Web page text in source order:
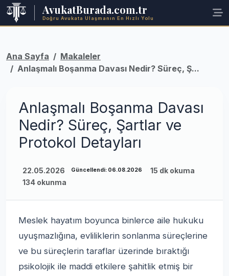
AvukatBurada.com.tr
Doğru Avukata Ulaşmanın En Hızlı Yolu
Ana Sayfa
Makaleler
Anlaşmalı Boşanma Davası Nedir? Süreç, Ş...
Anlaşmalı Boşanma Davası
Nedir? Süreç, Şartlar ve
Protokol Detayları
22.05.2026 Güncellendi: 06.08.2026
15 dk okuma
134 okunma
Meslek hayatım boyunca binlerce aile hukuku
uyuşmazlığına, evliliklerin sonlanma süreçlerine
ve bu süreçlerin taraflar üzerinde bıraktığı
psikolojik ile maddi etkilere şahitlik etmiş bir